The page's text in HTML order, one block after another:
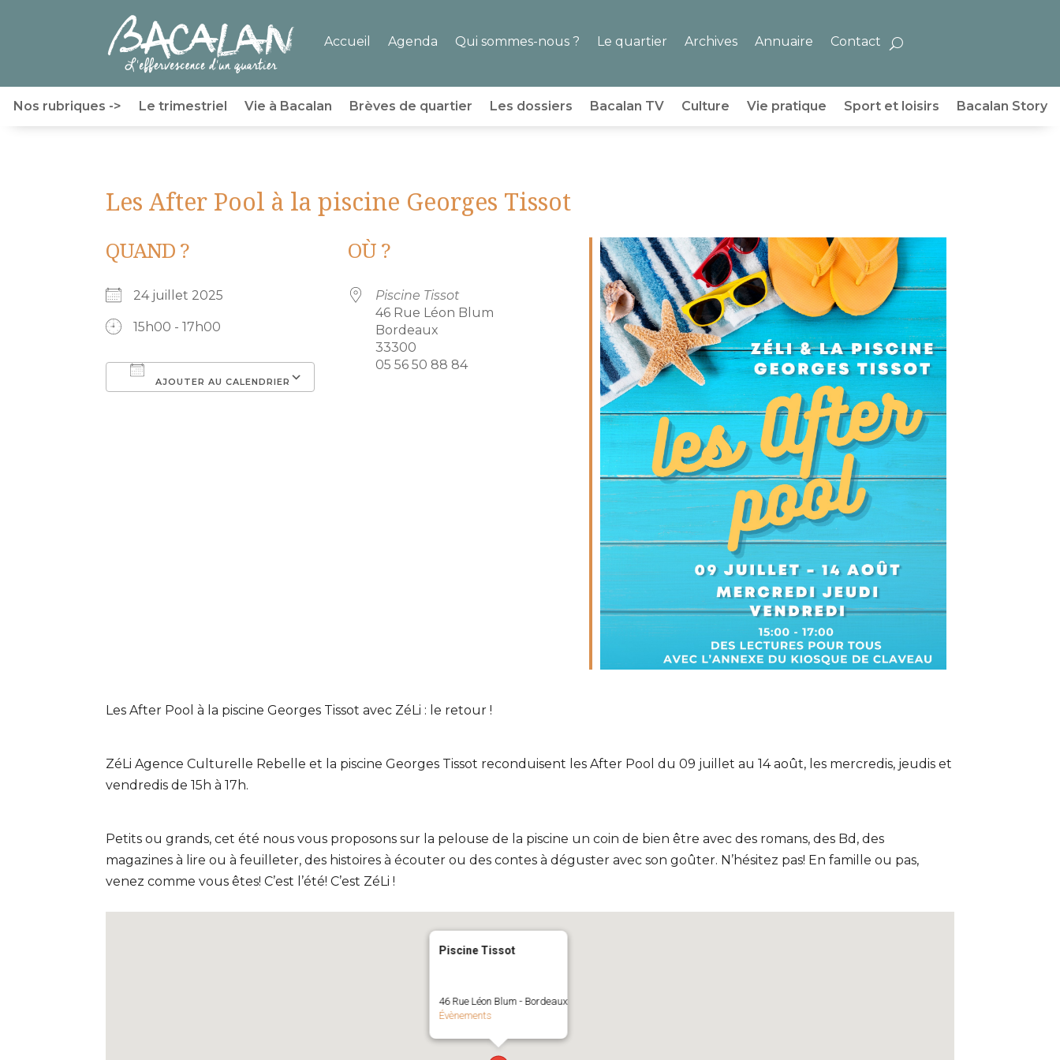
Accueil Agenda Qui sommes-nous ? Le quartier Archives Annuaire Contact
Nos rubriques -> Le trimestriel Vie à Bacalan Brèves de quartier Les dossiers Bacalan TV Culture Vie pratique Sport et loisirs Bacalan Story
Les After Pool à la piscine Georges Tissot
QUAND ?
24 juillet 2025
15h00 - 17h00
AJOUTER AU CALENDRIER
Office 365 Outlook Live
OÙ ?
Piscine Tissot
46 Rue Léon Blum
Bordeaux
33300
05 56 50 88 84
Les After Pool à la piscine Georges Tissot avec ZéLi : le retour !
ZéLi Agence Culturelle Rebelle et la piscine Georges Tissot reconduisent les After Pool du 09 juillet au 14 août, les mercredis, jeudis et
vendredis de 15h à 17h.
Petits ou grands, cet été nous vous proposons sur la pelouse de la piscine un coin de bien être avec des romans, des Bd, des
magazines à lire ou à feuilleter, des histoires à écouter ou des contes à déguster avec son goûter. N’hésitez pas! En famille ou pas,
venez comme vous êtes! C’est l’été! C’est ZéLi !
Piscine Tissot
46 Rue Léon Blum - Bordeaux
Évènements